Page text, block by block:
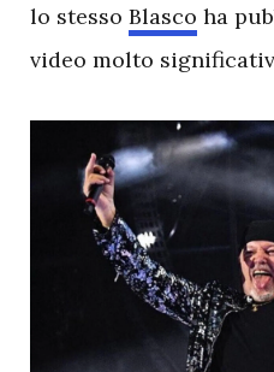
lo stesso Blasco ha
video molto